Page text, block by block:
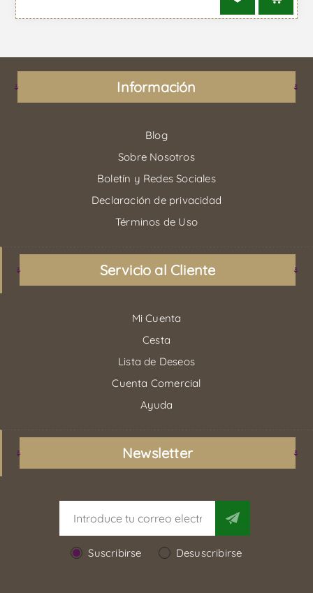
Información
Blog
Sobre Nosotros
Boletín y Redes Sociales
Declaración de privacidad
Términos de Uso
Servicio al Cliente
Mi Cuenta
Cesta
Lista de Deseos
Cuenta Comercial
Ayuda
Newsletter
Suscribirse Desuscribirse